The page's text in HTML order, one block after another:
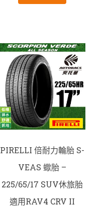
PIRELLI 倍耐力輪胎 S-
VEAS 蠍胎 –
225/65/17 SUV休旅胎
適用RAV4 CRV II